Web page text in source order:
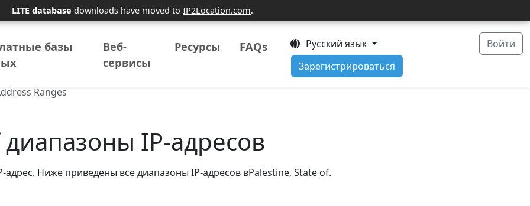
LITE database downloads have moved to IP2Location.com.
базы
Веб-
сервисы
Ресурсы FAQs Pусский язык
Войти
Зарегистрироваться
Ranges
IP-адресов
адрес. Ниже приведены все диапазоны IP-адресов вPalestine, State of.